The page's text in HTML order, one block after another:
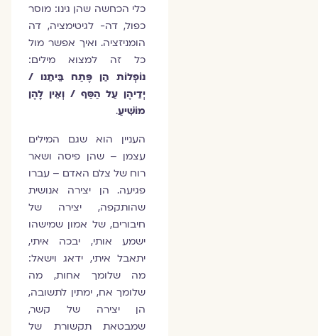
כלי הכחשה שהן גינו: מוסר
כפול, דה- לגיטימציה, דה
הומניזציה. ואיך אפשר מול
כל זה למצוא מילים:
נוֹפְלוֹת הֵן פֶּתַח בֵּיתֵנו /
יְדֵיהֶן עַל הַסַּף / וְאֵין לָהֶן
מוֹשִׁיעַ.
העניין הוא שגם המילים
עצמן – שהן פיסה ושאר
רוח של צלם האדם – עברו
פגיעה. הן יצירה אנושית
שהותקפה, יצירה של
חיבורים, של אמון שמישהו
ישמע אותי, יבכה איתי,
יתאבל איתי, ידאג וישאל:
מה שלומך אחות, מה
שלומך אח, ימתין לתשובה,
הן יצירה של קשר,
שמבטאת תקשורת של